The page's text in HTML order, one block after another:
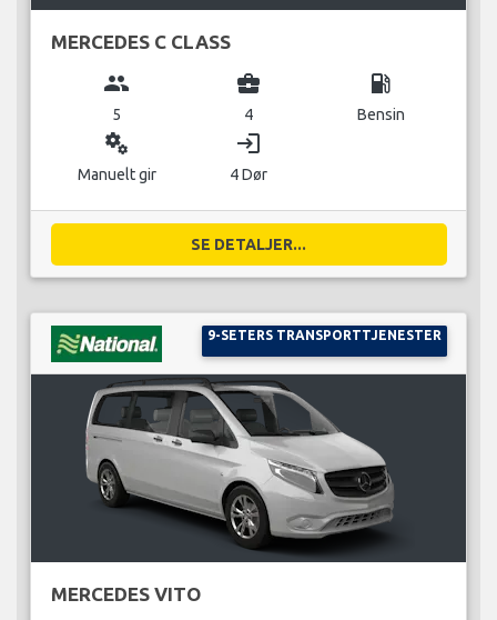
MERCEDES C CLASS
group
5
business_center
4
local_gas_station
Bensin
miscellaneous_services
Manuelt gir
login
4 Dør
SE DETALJER...
9-SETERS TRANSPORTTJENESTER
MERCEDES VITO